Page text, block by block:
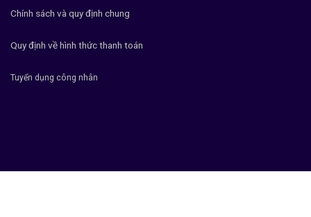
Chính sách và quy định chung
Quy định về hình thức thanh toán
Tuyển dụng công nhân